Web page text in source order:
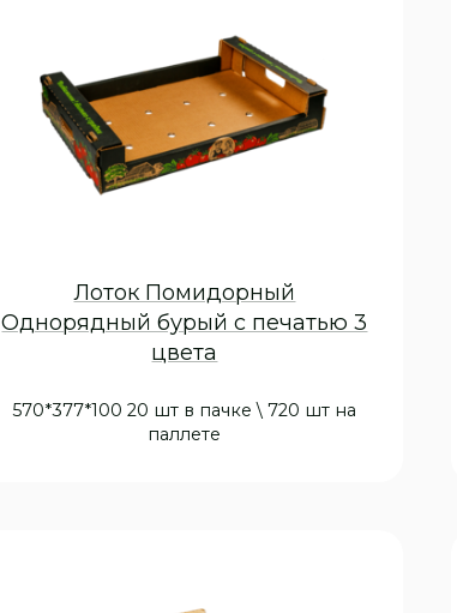
Лоток Помидорный
Однорядный бурый с печатью 3
цвета
570*377*100 20 шт в пачке \ 720 шт на
паллете